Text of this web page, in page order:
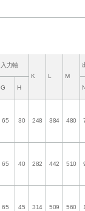
入力軸
K
L M
G H
65 30 248 384 480
65 40 282 442 510
65 45 314 509 560